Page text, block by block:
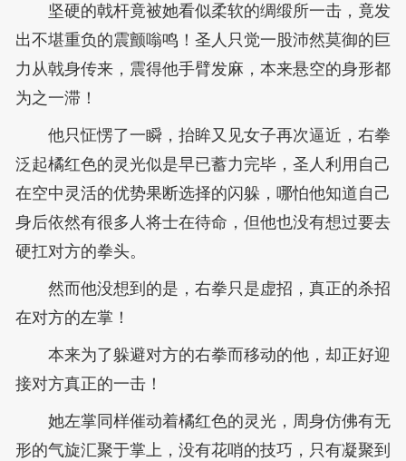
坚硬的戟杆竟被她看似柔软的绸缎所一击，竟发
出不堪重负的震颤嗡鸣！圣人只觉一股沛然莫御的巨
力从戟身传来，震得他手臂发麻，本来悬空的身形都
为之一滞！
他只怔愣了一瞬，抬眸又见女子再次逼近，右拳
泛起橘红色的灵光似是早已蓄力完毕，圣人利用自己
在空中灵活的优势果断选择的闪躲，哪怕他知道自己
身后依然有很多人将士在待命，但他也没有想过要去
硬扛对方的拳头。
然而他没想到的是，右拳只是虚招，真正的杀招
在对方的左掌！
本来为了躲避对方的右拳而移动的他，却正好迎
接对方真正的一击！
她左掌同样催动着橘红色的灵光，周身仿佛有无
形的气旋汇聚于掌上，没有花哨的技巧，只有凝聚到